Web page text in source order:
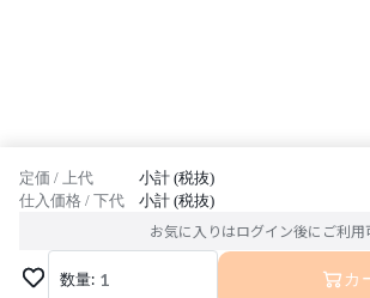
定価 / 上代 小計 (税抜)
仕入価格 / 下代 小計 (税抜)
お気に入りはログイン後にご利用
数量: 1 カ